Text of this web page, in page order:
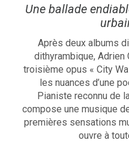
Une ballade
Après deux albums
dithyrambique,
troisième opus « City
les nuances d’une
Pianiste reconnu de
compose une musique
premières sensations
ouvre à